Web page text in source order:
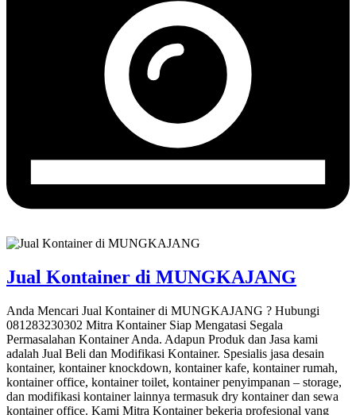
Jual Kontainer di MUNGKAJANG
Anda Mencari Jual Kontainer di MUNGKAJANG ? Hubungi
081283230302 Mitra Kontainer Siap Mengatasi Segala
Permasalahan Kontainer Anda. Adapun Produk dan Jasa kami
adalah Jual Beli dan Modifikasi Kontainer. Spesialis jasa desain
kontainer, kontainer knockdown, kontainer kafe, kontainer rumah,
kontainer office, kontainer toilet, kontainer penyimpanan – storage,
dan modifikasi kontainer lainnya termasuk dry kontainer dan sewa
kontainer office. Kami Mitra Kontainer bekerja profesional yang